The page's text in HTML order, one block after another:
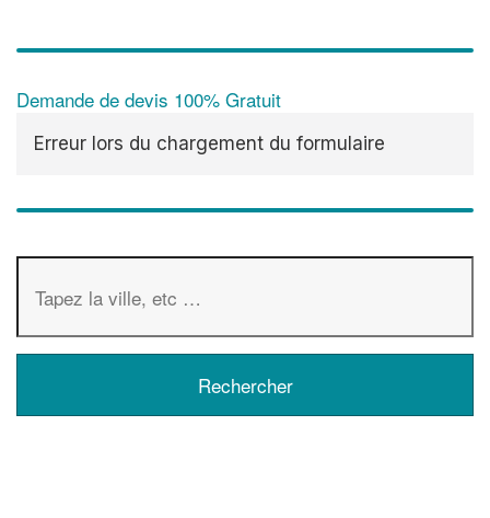
Demande de devis 100% Gratuit
Erreur lors du chargement du formulaire